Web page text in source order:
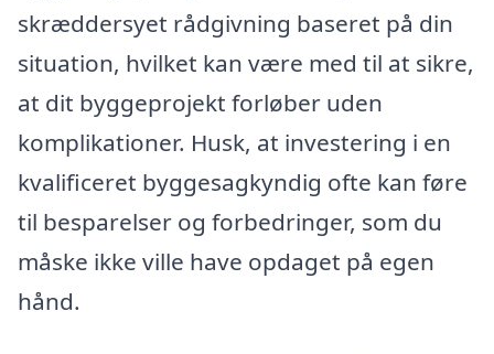
skræddersyet rådgivning baseret på din
situation, hvilket kan være med til at sikre,
at dit byggeprojekt forløber uden
komplikationer. Husk, at investering i en
kvalificeret byggesagkyndig ofte kan føre
til besparelser og forbedringer, som du
måske ikke ville have opdaget på egen
hånd.